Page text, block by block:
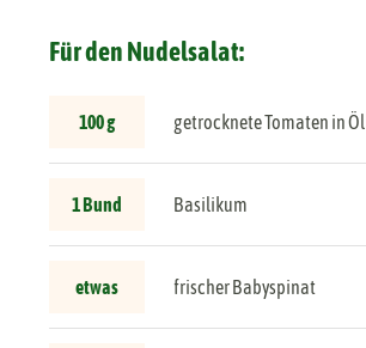
Für den Nudelsalat:
100 g getrocknete Tomaten in Öl
1 Bund Basilikum
etwas frischer Babyspinat